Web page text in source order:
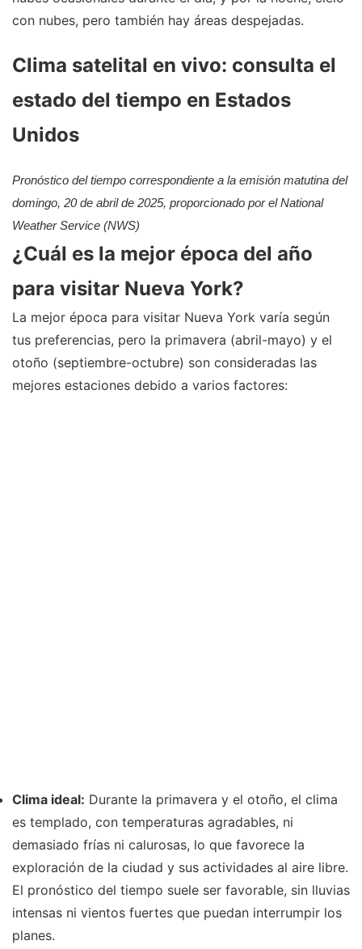
con nubes, pero también hay áreas despejadas.
Clima satelital en vivo: consulta el
estado del tiempo en Estados
Unidos
Pronóstico del tiempo correspondiente a la emisión matutina del
domingo, 20 de abril de 2025, proporcionado por el National
Weather Service (NWS)
¿Cuál es la mejor época del año
para visitar Nueva York?
La mejor época para visitar Nueva York varía según
tus preferencias, pero la primavera (abril-mayo) y el
otoño (septiembre-octubre) son consideradas las
mejores estaciones debido a varios factores:
Clima ideal: Durante la primavera y el otoño, el clima
es templado, con temperaturas agradables, ni
demasiado frías ni calurosas, lo que favorece la
exploración de la ciudad y sus actividades al aire libre.
El pronóstico del tiempo suele ser favorable, sin lluvias
intensas ni vientos fuertes que puedan interrumpir los
planes.